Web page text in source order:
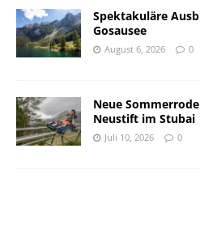
Spektakuläre
Gosausee
August 6, 2026 0
Neue
Neustift im Stubai
Juli 10, 2026 0